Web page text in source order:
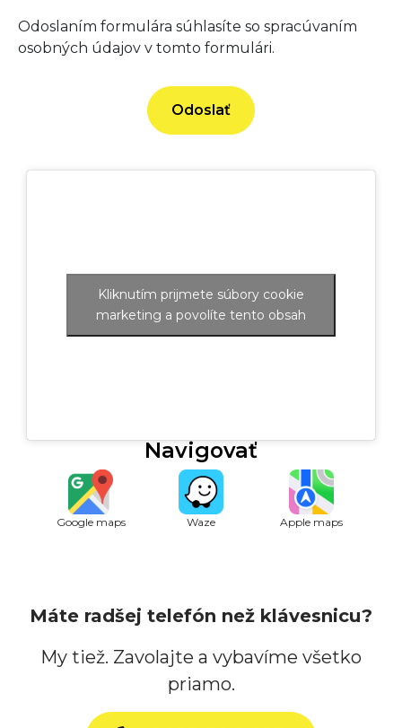
Odoslaním formulára súhlasíte so spracúvaním
osobných údajov v tomto formulári.
Kliknutím prijmete súbory cookie
marketing a povolíte tento obsah
Navigovať
Google maps Waze Apple maps
Máte radšej telefón než klávesnicu?
My tiež. Zavolajte a vybavíme všetko
priamo.